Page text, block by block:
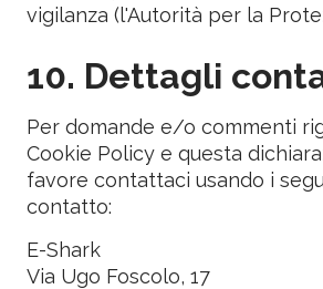
vigilanza (l'Autorità per la
10. Dettagli
Per domande e/o commenti
Cookie Policy e questa
favore contattaci usando i
contatto:
E-Shark
Via Ugo Foscolo, 17